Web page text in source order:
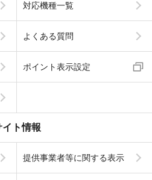
対応機種一覧
よくある質問
ポイント表示設定
イト情報
提供事業者等に関する表示